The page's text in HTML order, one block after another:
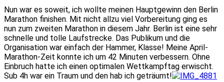
Nun war es soweit, ich wollte meinen Hauptgewinn den Berlin
Marathon finishen. Mit nicht allzu viel Vorbereitung ging es
nun zum zweiten Marathon in diesem Jahr. Berlin ist eine sehr
schnelle und tolle Laufstrecke. Das Publikum und die
Organisation war einfach der Hammer, Klasse! Meine April-
Marathon-Zeit konnte ich um 42 Minuten verbessern. Ohne
Einbruch hatte ich einen optimalen Wettkampftag erwischt.
Sub 4h war ein Traum und den hab ich geträumt!